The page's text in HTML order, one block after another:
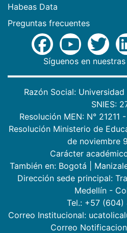
Habeas Data
Preguntas frecuentes
Síguenos en
Razón Social:
SNIES:
Resolución MEN: N°
Resolución Ministerio de
de noviembre
Carácter
También en: Bogotá
Dirección sede principal:
Medellín -
Tel.: +57 (604)
Correo Institucional:
Correo